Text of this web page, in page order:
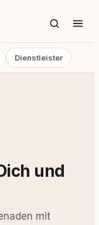
Dienstleister
und
mit